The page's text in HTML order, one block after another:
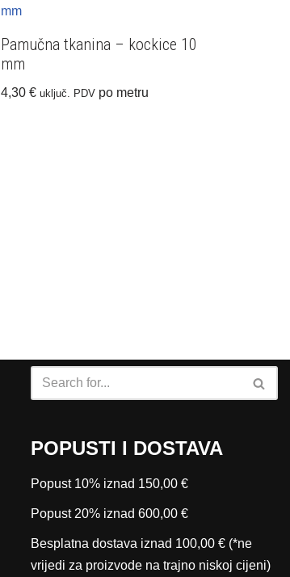
Pamučna tkanina – kockice 10
mm
4,30€ uključ. PDV po metru
POPUSTI I DOSTAVA
Popust 10% iznad 150,00 €
Popust 20% iznad 600,00 €
Besplatna dostava iznad 100,00 € (*ne
vrijedi za proizvode na trajno niskoj cijeni)